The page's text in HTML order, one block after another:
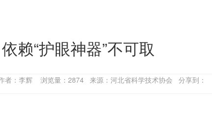
赖“护眼神器”不可取
：李辉 浏览量：2874 来源：河北省科学技术协会 分享到：